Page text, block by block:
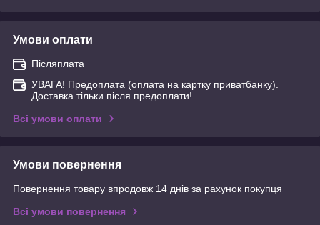
Умови оплати
Післяплата
УВАГА! Предоплата (оплата на картку приватбанку).
Доставка тільки після предоплати!
Всі умови оплати
Умови повернення
Повернення товару впродовж 14 днів за рахунок покупця
Всі умови повернення